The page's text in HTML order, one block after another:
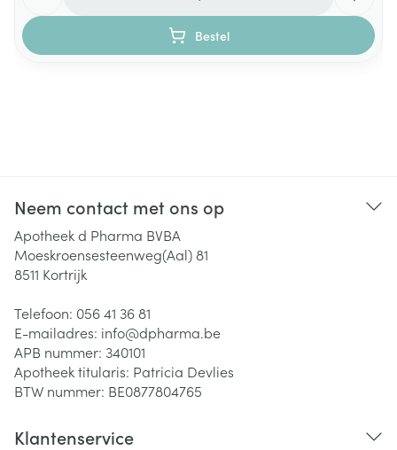
Bestel
Neem contact met ons op
Apotheek d Pharma BVBA
Moeskroensesteenweg(Aal) 81
8511 Kortrijk
Telefoon: 056 41 36 81
E-mailadres: info@dpharma.be
APB nummer: 340101
Apotheek titularis: Patricia Devlies
BTW nummer: BE0877804765
Klantenservice